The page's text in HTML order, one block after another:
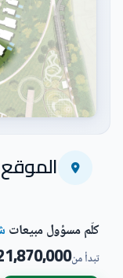
اضغط للتكبير
كلّم مسؤول مبيعات
تبدأ من